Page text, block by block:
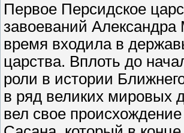
Первое Персидское
завоеваний Александра
время входила в
царства. Вплоть до
роли в истории
в ряд великих мировых
вел свое